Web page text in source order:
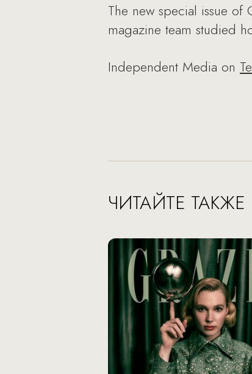
The new special issue of
magazine team studied
Independent Media on
ЧИТАЙТЕ ТАКЖЕ